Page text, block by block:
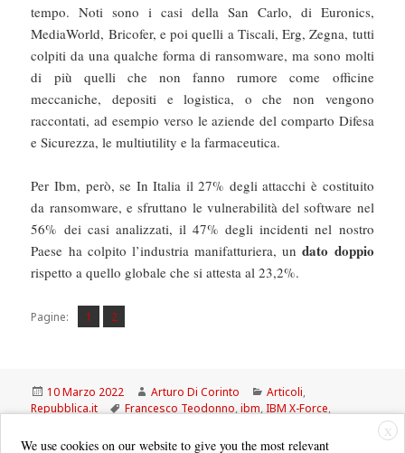
tempo. Noti sono i casi della San Carlo, di Euronics,
MediaWorld, Bricofer, e poi quelli a Tiscali, Erg, Zegna, tutti
colpiti da una qualche forma di ransomware, ma sono molti
di più quelli che non fanno rumore come officine
meccaniche, depositi e logistica, o che non vengono
raccontati, ad esempio verso le aziende del comparto Difesa
e Sicurezza, le multiutility e la farmaceutica.
Per Ibm, però, se In Italia il 27% degli attacchi è costituito
da ransomware, e sfruttano le vulnerabilità del software nel
56% dei casi analizzati, il 47% degli incidenti nel nostro
Paese ha colpito l’industria manifatturiera, undato doppio
rispetto a quello globale che si attesta al 23,2%.
Pagine: Pagina
1 ,
Pagina
2
Scritto
il
10 Marzo 2022 Autore
Arturo Di Corinto Categorie
Articoli,
Repubblica.it
Tag
Francesco Teodonno,ibm,IBM X-Force,
X
We use cookies on our website to give you the most relevant